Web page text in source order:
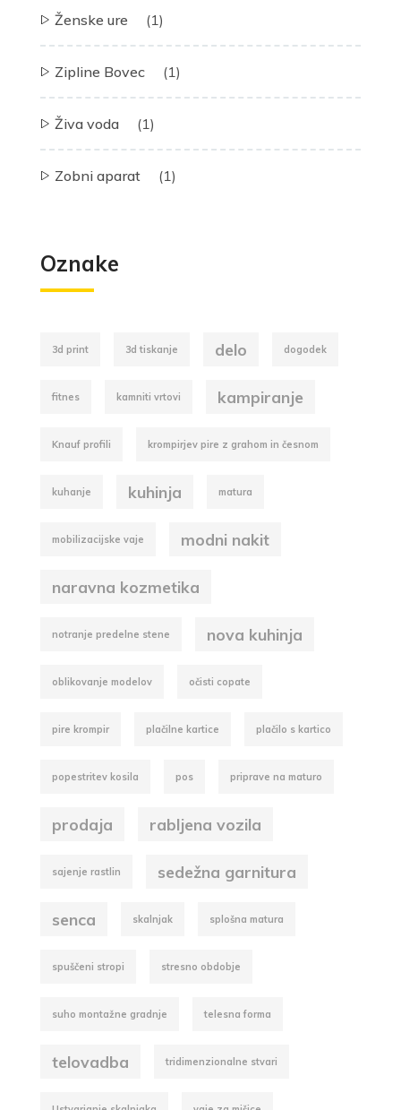
Ženske ure (1)
Zipline Bovec (1)
Živa voda (1)
Zobni aparat (1)
Oznake
3d print 3d tiskanje delo dogodek
fitnes kamniti vrtovi kampiranje
Knauf profili krompirjev pire z grahom in česnom
kuhanje kuhinja matura
mobilizacijske vaje modni nakit
naravna kozmetika
notranje predelne stene nova kuhinja
oblikovanje modelov očisti copate
pire krompir plačilne kartice plačilo s kartico
popestritev kosila pos priprave na maturo
prodaja rabljena vozila
sajenje rastlin sedežna garnitura
senca skalnjak splošna matura
spuščeni stropi stresno obdobje
suho montažne gradnje telesna forma
telovadba tridimenzionalne stvari